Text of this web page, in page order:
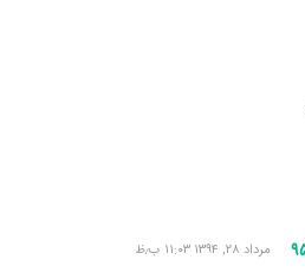
مرداد ۲۸, ۱۳۹۴ ۱۱:۰۳ ب٫ظ